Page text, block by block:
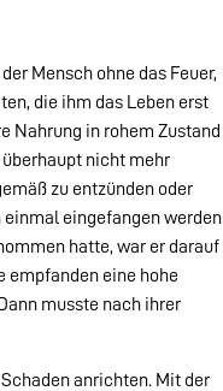
Mensch ohne das Feuer,
die ihm das Leben erst
Nahrung in rohem Zustand
nicht mehr
zu entzünden oder
einmal eingefangen werden
hatte, war er darauf
empfanden eine hohe
musste nach ihrer
anrichten. Mit der